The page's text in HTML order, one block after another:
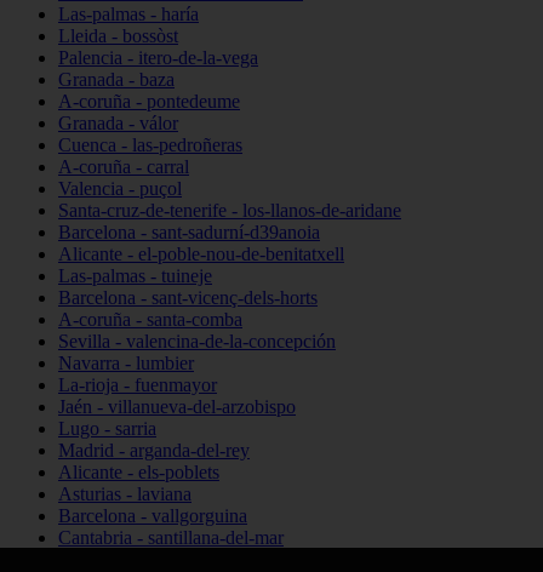
Las-palmas - haría
Lleida - bossòst
Palencia - itero-de-la-vega
Granada - baza
A-coruña - pontedeume
Granada - válor
Cuenca - las-pedroñeras
A-coruña - carral
Valencia - puçol
Santa-cruz-de-tenerife - los-llanos-de-aridane
Barcelona - sant-sadurní-d39anoia
Alicante - el-poble-nou-de-benitatxell
Las-palmas - tuineje
Barcelona - sant-vicenç-dels-horts
A-coruña - santa-comba
Sevilla - valencina-de-la-concepción
Navarra - lumbier
La-rioja - fuenmayor
Jaén - villanueva-del-arzobispo
Lugo - sarria
Madrid - arganda-del-rey
Alicante - els-poblets
Asturias - laviana
Barcelona - vallgorguina
Cantabria - santillana-del-mar